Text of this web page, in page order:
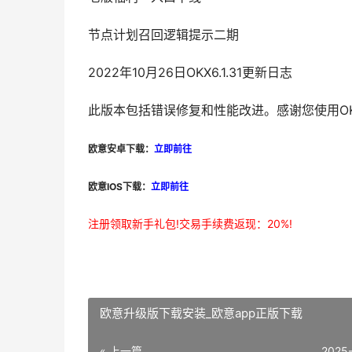
节点计划召回逻辑提示二期
2022年10月26日OKX6.1.31更新日志
此版本包括错误修复和性能改进。感谢您使用
欧意安卓下载： 立即前往
欧意IOS下载： 立即前往
注册领取新手礼包!交易手续费返现：20%!
欧意升级版下载安装_欧意app正版下载